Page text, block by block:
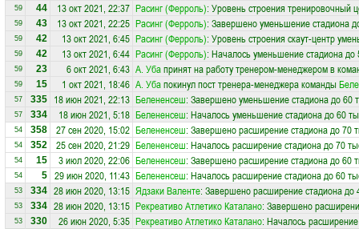
59 44 13 окт 2021, 22:37 Расинг (Ферроль): Уровень строения тренировочный
59 43 13 окт 2021, 22:25 Расинг (Ферроль): Завершено уменьшение стадиона
59 42 13 окт 2021, 6:45 Расинг (Ферроль): Уровень строения скаут-центр
59 42 13 окт 2021, 6:44 Расинг (Ферроль): Началось уменьшение стадиона до
59 23 6 окт 2021, 6:43 А. Убапринят на работу тренером-менеджером в
59 15 1 окт 2021, 18:46 А. Убапокинул пост тренера-менеджера команды
57 335 18 июн 2021, 22:13 Белененсеш: Завершено уменьшение стадиона до 60
57 334 18 июн 2021, 5:18 Белененсеш: Началось уменьшение стадиона до 60
54 358 27 сен 2020, 15:02 Белененсеш: Завершено расширение стадиона до 70
54 352 25 сен 2020, 21:29 Белененсеш: Началось расширение стадиона до 70
54 15 3 июл 2020, 22:06 Белененсеш: Завершено расширение стадиона до 60
54 5 29 июн 2020, 11:43 Белененсеш: Началось расширение стадиона до 60
53 334 28 июн 2020, 13:15 Ядзаки Валенте: Завершено расширение стадиона до
53 334 28 июн 2020, 13:15 Рекреативо Атлетико Каталано: Завершено
53 330 26 июн 2020, 5:35 Рекреативо Атлетико Каталано: Началось